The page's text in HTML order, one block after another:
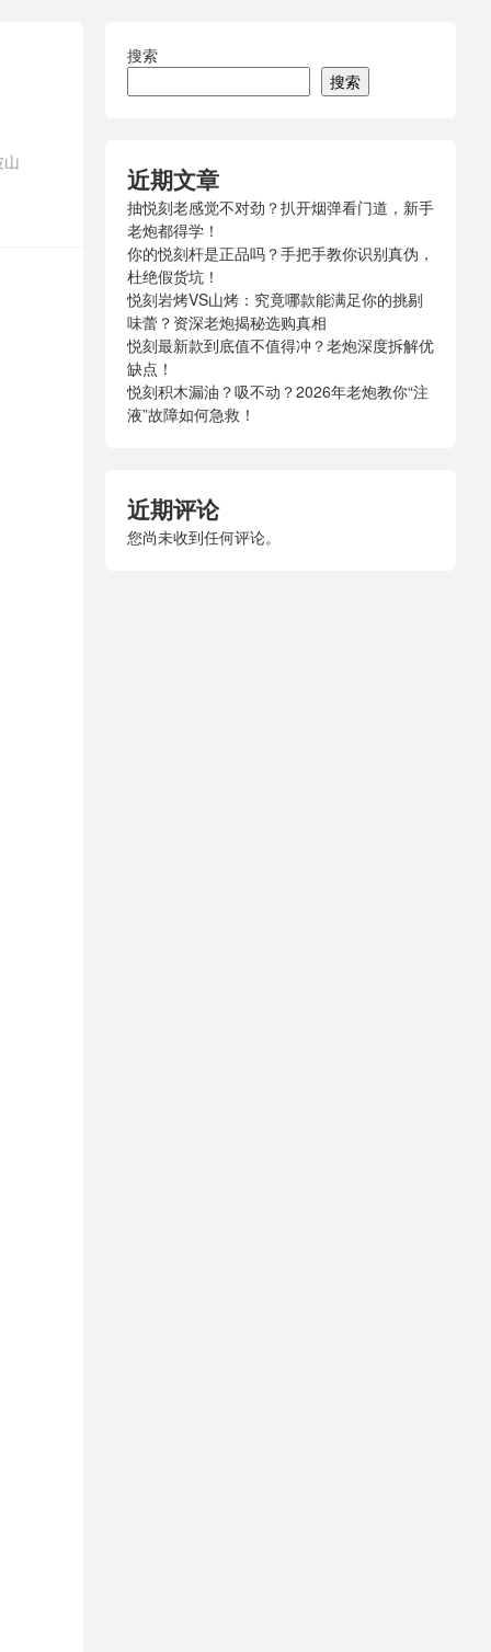
搜索
搜索
近期文章
抽悦刻老感觉不对劲？扒开烟弹看门道，新手
老炮都得学！
你的悦刻杆是正品吗？手把手教你识别真伪，
杜绝假货坑！
悦刻岩烤VS山烤：究竟哪款能满足你的挑剔
味蕾？资深老炮揭秘选购真相
悦刻最新款到底值不值得冲？老炮深度拆解优
缺点！
悦刻积木漏油？吸不动？2026年老炮教你“注
液”故障如何急救！
近期评论
您尚未收到任何评论。